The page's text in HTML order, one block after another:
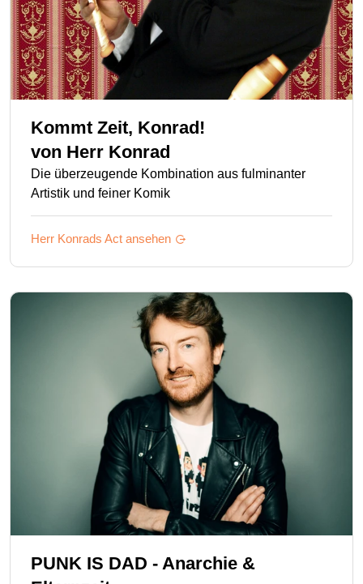
Kommt Zeit, Konrad!
von Herr Konrad
Die überzeugende Kombination aus fulminanter
Artistik und feiner Komik
Herr Konrads Act ansehen
PUNK IS DAD - Anarchie &